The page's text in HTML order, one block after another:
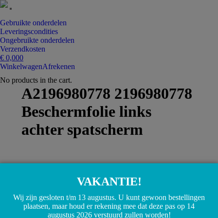
Gebruikte onderdelen
Leveringscondities
Ongebruikte onderdelen
Verzendkosten
€ 0,000
WinkelwagenAfrekenen
No products in the cart.
A2196980778 2196980778
Beschermfolie links
achter spatscherm
Copyright © MercedesOnderdeel.nl 2026 |
VAKANTIE!
Wij zijn gesloten t/m 13 augustus. U kunt gewoon bestellingen
plaatsen, maar houd er rekening mee dat deze pas op 14
augustus 2026 verstuurd zullen worden!